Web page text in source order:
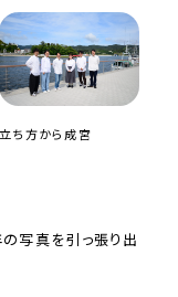
立ち方から成宮
の写真を引っ張り出